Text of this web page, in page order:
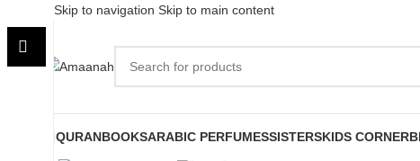
Skip to navigation Skip to main content
QURANBOOKSARABIC PERFUMESSISTERSKIDS CORNER
Click to enlarge